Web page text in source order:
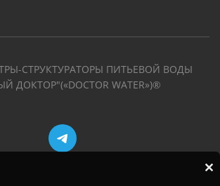
СТРУКТУРАТОРЫ ПИТЬЕВОЙ ВОДЫ
ДОКТОР"(«DOCTOR WATER»)®